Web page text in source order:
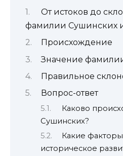
От истоков до
фамилии Сушинских
Происхождение
Значение
Правильное
Вопрос-ответ
Каково
Сушинских?
Какие
историческое